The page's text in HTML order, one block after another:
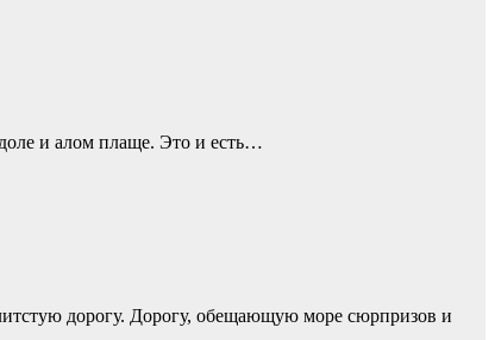
и алом плаще. Это и есть…
дорогу. Дорогу, обещающую море сюрпризов и